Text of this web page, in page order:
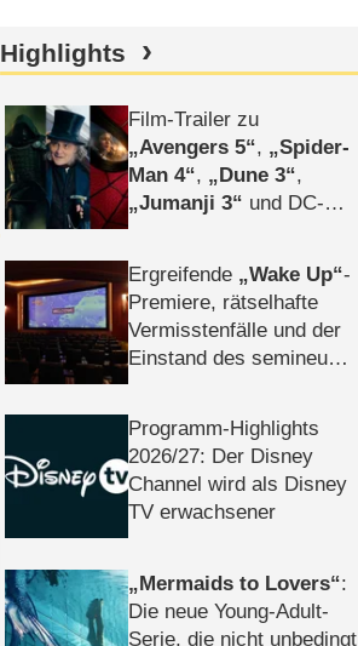
Highlights
Film-Trailer zu
Avengers 5 ,
Spider-
Man 4 , Dune 3 ,
Jumanji 3
und DC-
Ergreifende
Wake Up -
Premiere, rätselhafte
Vermisstenfälle und der
Einstand des semineuen
Programm-Highlights
2026/​27: Der Disney
Channel wird als Disney
TV erwachsener
Mermaids to Lovers :
Die neue Young-Adult-
Serie, die nicht unbedingt